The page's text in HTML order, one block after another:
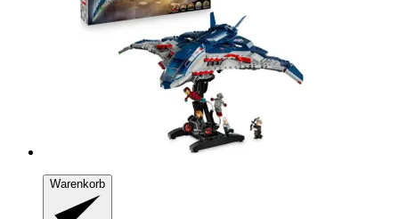
Warenkorb